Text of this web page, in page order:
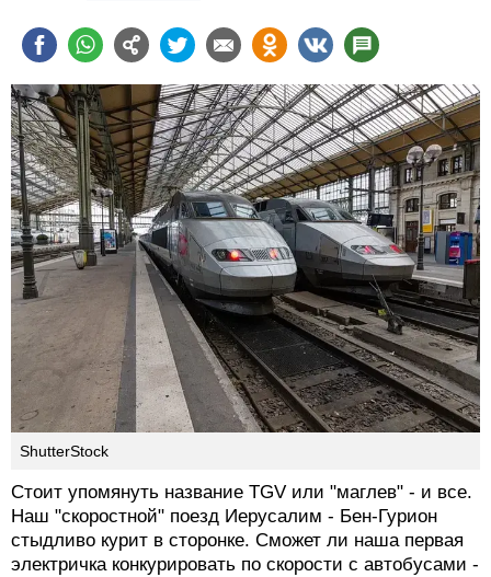
ShutterStock
Стоит упомянуть название TGV или "маглев" - и все.
Наш "скоростной" поезд Иерусалим - Бен-Гурион
стыдливо курит в сторонке. Сможет ли наша первая
электричка конкурировать по скорости с автобусами -